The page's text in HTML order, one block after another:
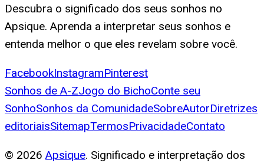
Descubra o significado dos seus sonhos no
Apsique. Aprenda a interpretar seus sonhos e
entenda melhor o que eles revelam sobre você.
FacebookInstagramPinterest
Sonhos de A-ZJogo do BichoConte seu
SonhoSonhos da ComunidadeSobreAutorDiretrizes
editoriaisSitemapTermosPrivacidadeContato
© 2026 Apsique. Significado e interpretação dos